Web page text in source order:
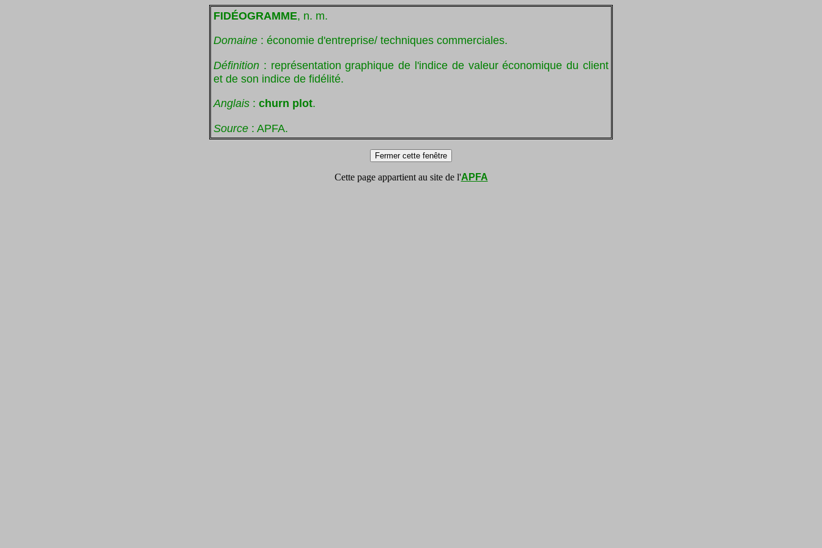
FIDÉOGRAMME, n. m.
Domaine : économie d'entreprise/ techniques commerciales.
Définition : représentation graphique de l'indice de valeur économique du client
et de son indice de fidélité.
Anglais : churn plot.
Source : APFA.
Cette page appartient au site de l'APFA